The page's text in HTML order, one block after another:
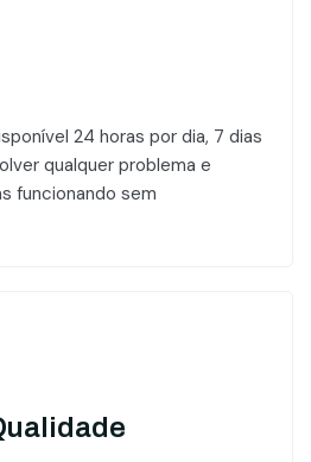
24 horas por dia, 7 dias
qualquer problema e
funcionando sem